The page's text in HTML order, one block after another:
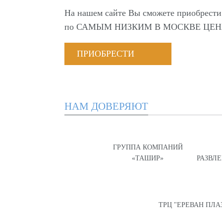
На нашем сайте Вы сможете
по САМЫМ НИЗКИМ В МОСКВЕ
ПРИОБРЕСТИ
НАМ ДОВЕРЯЮТ
ГРУППА КОМПАНИЙ
«ТАШИР»
ТРЦ "ЕРЕВАН